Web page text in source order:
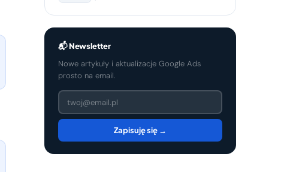
📬 Newsletter
Nowe artykuły i aktualizacje Google Ads
prosto na email.
Zapisuję się →